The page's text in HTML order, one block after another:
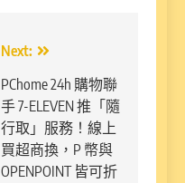
Next:
PChome 24h 購物聯
手 7-ELEVEN 推「隨
行取」服務！線上
買超商換，P 幣與
OPENPOINT 皆可折